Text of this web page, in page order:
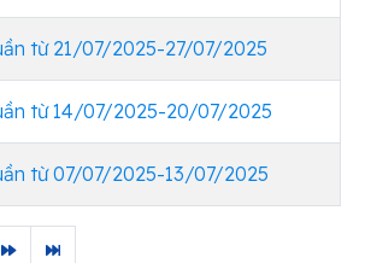
từ 21/07/2025-27/07/2025
từ 14/07/2025-20/07/2025
từ 07/07/2025-13/07/2025